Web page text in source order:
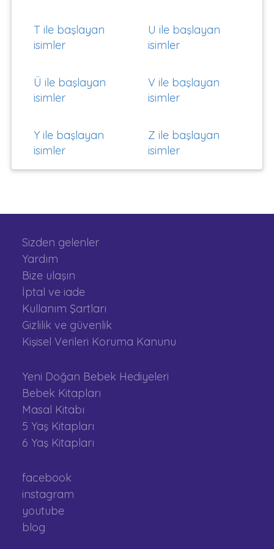
T ile başlayan
isimler
U ile başlayan
isimler
Ü ile başlayan
isimler
V ile başlayan
isimler
Y ile başlayan
isimler
Z ile başlayan
isimler
Sizden gelenler
Yardım
Bize ulaşın
İptal ve iade
Kullanım Şartları
Gizlilik ve güvenlik
Kişisel Verileri Koruma Kanunu
Yeni Doğan Bebek Hediyeleri
Bebek Kitapları
Masal Kitabı
5 Yaş Kitapları
6 Yaş Kitapları
facebook
instagram
youtube
blog